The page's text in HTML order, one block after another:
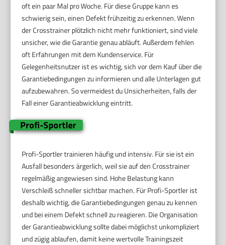
oft ein paar Mal pro Woche. Für diese Gruppe kann es
schwierig sein, einen Defekt frühzeitig zu erkennen. Wenn
der Crosstrainer plötzlich nicht mehr funktioniert, sind viele
unsicher, wie die Garantie genau abläuft. Außerdem fehlen
oft Erfahrungen mit dem Kundenservice. Für
Gelegenheitsnutzer ist es wichtig, sich vor dem Kauf über die
Garantiebedingungen zu informieren und alle Unterlagen gut
aufzubewahren. So vermeidest du Unsicherheiten, falls der
Fall einer Garantieabwicklung eintritt.
Profi-Sportler
Profi-Sportler trainieren häufig und intensiv. Für sie ist ein
Ausfall besonders ärgerlich, weil sie auf den Crosstrainer
regelmäßig angewiesen sind. Hohe Belastung kann
Verschleiß schneller sichtbar machen. Für Profi-Sportler ist
deshalb wichtig, die Garantiebedingungen genau zu kennen
und bei einem Defekt schnell zu reagieren. Die Organisation
der Garantieabwicklung sollte dabei möglichst unkompliziert
und zügig ablaufen, damit keine wertvolle Trainingszeit